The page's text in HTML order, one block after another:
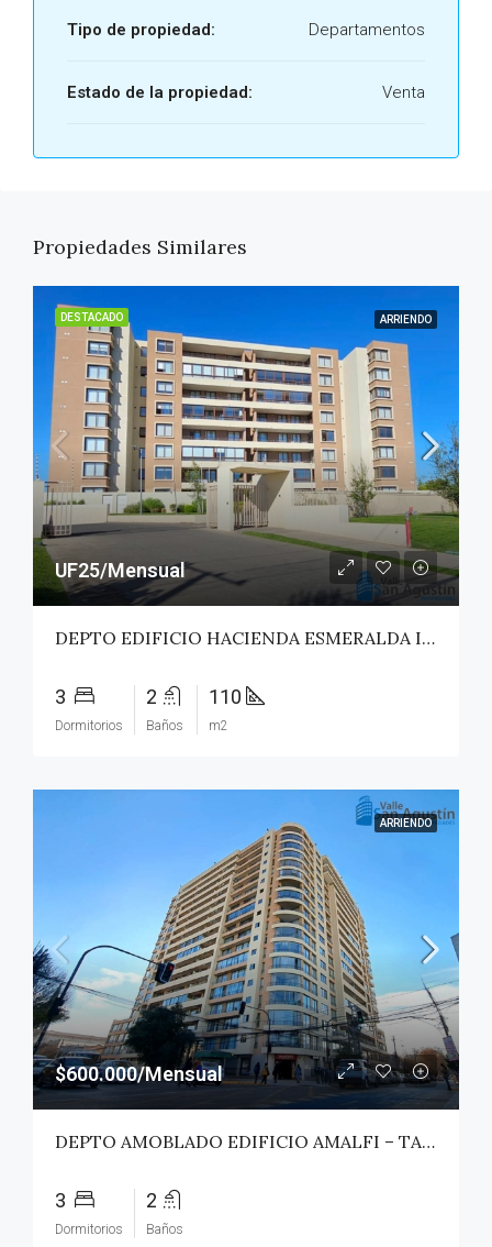
Tipo de propiedad: Departamentos
Estado de la propiedad: Venta
Propiedades Similares
DESTACADO ARRIENDO
UF25/Mensual
DEPTO EDIFICIO HACIENDA ESMERALDA II – TALCA
3
Dormitorios
2
Baños
110
m2
ARRIENDO
$600.000/Mensual
DEPTO AMOBLADO EDIFICIO AMALFI – TALCA
3
Dormitorios
2
Baños